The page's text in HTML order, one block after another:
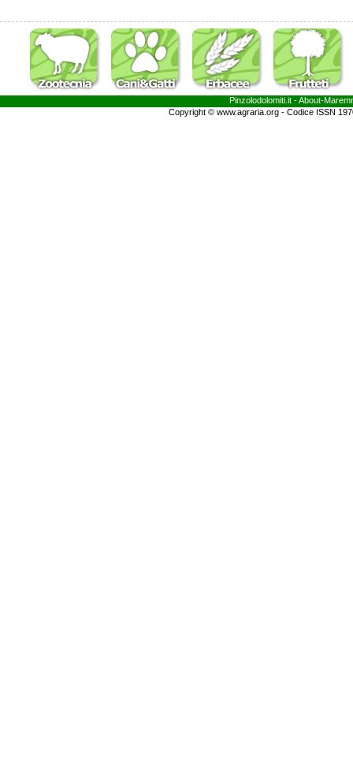
Pinzolodolomiti.it - About-
Copyright © www.agraria.org - Codice ISSN